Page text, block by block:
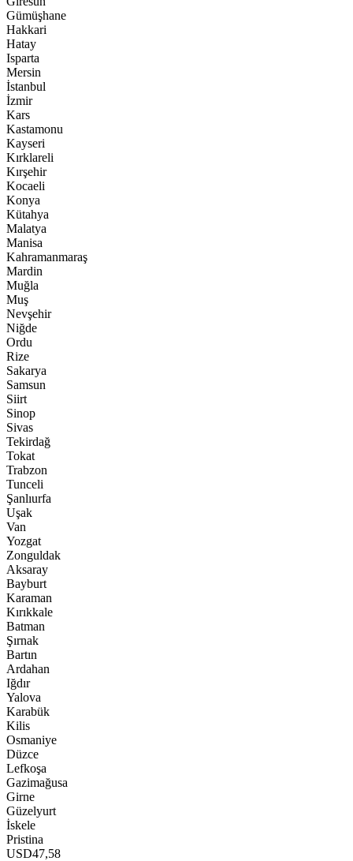
Gümüşhane
Hakkari
Hatay
Isparta
Mersin
İstanbul
İzmir
Kars
Kastamonu
Kayseri
Kırklareli
Kırşehir
Kocaeli
Konya
Kütahya
Malatya
Manisa
Kahramanmaraş
Mardin
Muğla
Muş
Nevşehir
Niğde
Ordu
Rize
Sakarya
Samsun
Siirt
Sinop
Sivas
Tekirdağ
Tokat
Trabzon
Tunceli
Şanlıurfa
Uşak
Van
Yozgat
Zonguldak
Aksaray
Bayburt
Karaman
Kırıkkale
Batman
Şırnak
Bartın
Ardahan
Iğdır
Yalova
Karabük
Kilis
Osmaniye
Düzce
Lefkoşa
Gazimağusa
Girne
Güzelyurt
İskele
Pristina
USD47,58